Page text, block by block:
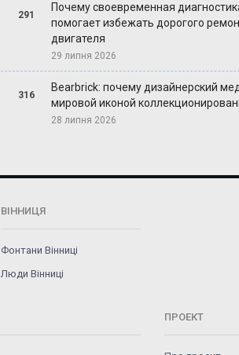
291
Почему своевременная
помогает избежать дорогого
двигателя
29 липня 2026
316
Bearbrick: почему дизайнерский
мировой иконой
28 липня 2026
ВІННИЦЯ
Фонтани Вінниці
Люди Вінниці
ПРОЕКТ